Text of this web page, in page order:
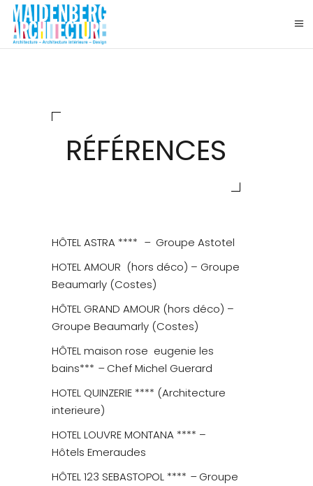
RÉFÉRENCES
HÔTEL ASTRA **** – Groupe Astotel
HOTEL AMOUR (hors déco) – Groupe
Beaumarly (Costes)
HÔTEL GRAND AMOUR (hors déco) –
Groupe Beaumarly (Costes)
HÔTELmaison rose eugenie les
bains*** –Chef Michel Guerard
HOTEL QUINZERIE **** (Architecture
interieure)
HOTELLOUVRE MONTANA **** –
Hôtels Emeraudes
HÔTEL 123 SEBASTOPOL **** –Groupe